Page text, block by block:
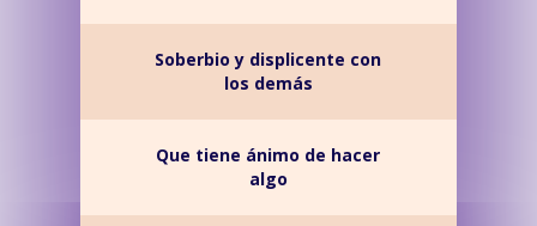
Soberbio y displicente con
los demás
Que tiene ánimo de hacer
algo